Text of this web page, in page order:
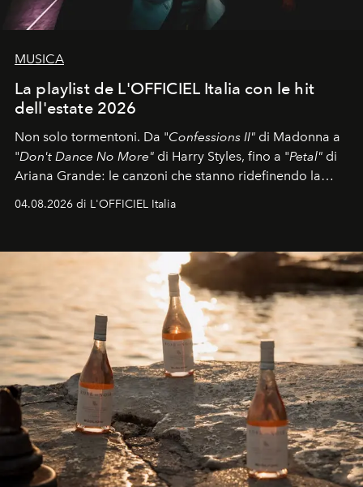
MUSICA
La playlist de L'OFFICIEL Italia con le hit
dell'estate 2026
Non solo tormentoni. Da "Confessions II" di Madonna a
"Don't Dance No More" di Harry Styles, fino a "Petal" di
Ariana Grande: le canzoni che stanno ridefinendo la
04.08.2026 di L'OFFICIEL Italia